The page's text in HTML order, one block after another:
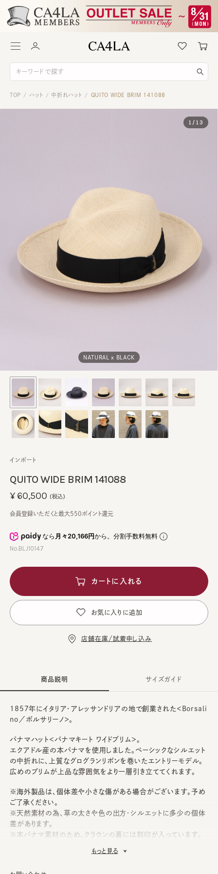
TOP / ハット / 中折れハット / QUITO WIDE BRIM 141088
NATURAL x BLACK
1 / 13
QUITO WIDE BRIM 141088
インポート
なら月々20,166円から。分割手数料無料
No.BLJ10147
¥60,500 (税込)
会員登録いただくと最大550ポイント還元
カートに入れる
お気に入りに追加
店舗在庫/試着申し込み
商品説明
1857年にイタリア・アレッサンドリアの地で創業された＜Borsali
no／ボルサリーノ＞。
パナマハット＜パナマキート ワイドブリム＞。
エクアドル産の本パナマを使用しました。ベーシックなシルエット
の中折れに、上質なグログランリボンを巻いたエントリーモデル。
広めのブリムが上品な雰囲気をより一層引き立ててくれます。
※海外製品は、個体差や小さな傷がある場合がございます。予め
ご了承ください。
※天然素材の為、草の太さや色の出方・シルエットに多少の個体
差があります。
※本パナマ素材のため、クラウンの裏には刻印が入っています。
もっと見る
サイズガイド